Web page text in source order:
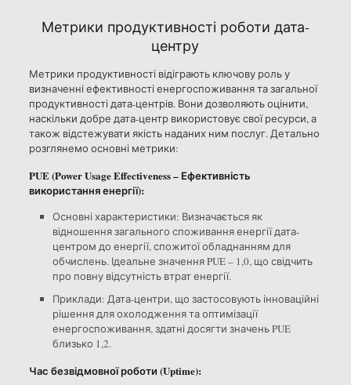
Метрики продуктивності роботи дата-
центру
Метрики продуктивності відіграють ключову роль у
визначенні ефективності енергоспоживання та загальної
продуктивності дата-центрів. Вони дозволяють оцінити,
наскільки добре дата-центр використовує свої ресурси, а
також відстежувати якість наданих ним послуг. Детально
розглянемо основні метрики:
PUE (Power Usage Effectiveness – Ефективність
використання енергії):
Основні характеристики: Визначається як
відношення загального споживання енергії дата-
центром до енергії, спожитої обладнанням для
обчислень. Ідеальне значення PUE – 1,0, що свідчить
про повну відсутність втрат енергії.
Приклади: Дата-центри, що застосовують інноваційні
рішення для охолодження та оптимізації
енергоспоживання, здатні досягти значень PUE
близько 1,2.
Час безвідмовної роботи (Uptime):